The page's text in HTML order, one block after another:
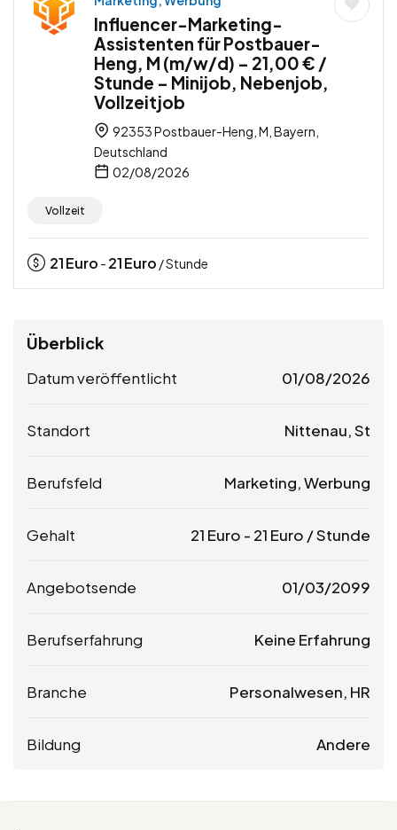
Influencer-Marketing-
Assistenten für Postbauer-
Heng, M (m/w/d) – 21,00 € /
Stunde – Minijob, Nebenjob,
Vollzeitjob
92353 Postbauer-Heng, M, Bayern,
Deutschland
02/08/2026
Vollzeit
21Euro - 21Euro / Stunde
Überblick
Datum veröffentlicht 01/08/2026
Standort Nittenau, St
Berufsfeld Marketing, Werbung
Gehalt 21 Euro - 21 Euro / Stunde
Angebotsende 01/03/2099
Berufserfahrung Keine Erfahrung
Branche Personalwesen, HR
Bildung Andere